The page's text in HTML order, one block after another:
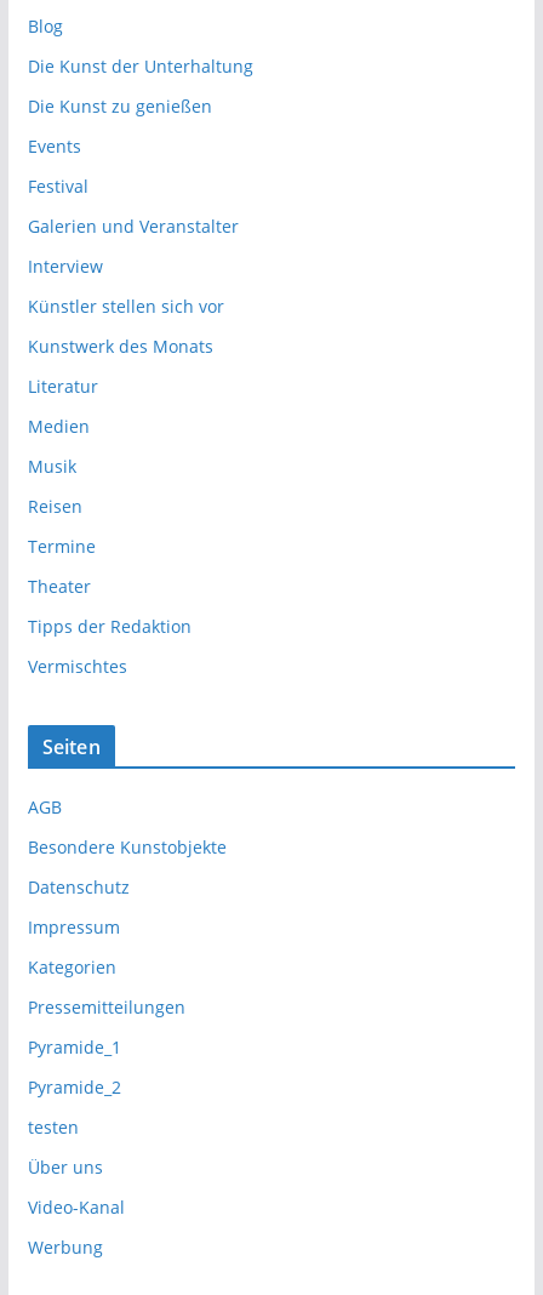
Blog
Die Kunst der Unterhaltung
Die Kunst zu genießen
Events
Festival
Galerien und Veranstalter
Interview
Künstler stellen sich vor
Kunstwerk des Monats
Literatur
Medien
Musik
Reisen
Termine
Theater
Tipps der Redaktion
Vermischtes
Seiten
AGB
Besondere Kunstobjekte
Datenschutz
Impressum
Kategorien
Pressemitteilungen
Pyramide_1
Pyramide_2
testen
Über uns
Video-Kanal
Werbung